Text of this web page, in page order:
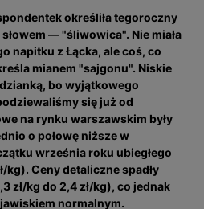
określiła tegoroczny
— "śliwowica". Nie miała
napitku z Łącka, ale coś, co
mianem "sajgonu". Niskie
bo wyjątkowego
się już od
na rynku warszawskim były
o połowę niższe w
września roku ubiegłego
kg). Ceny detaliczne spadły
zł/kg do 2,4 zł/kg), co jednak
normalnym.